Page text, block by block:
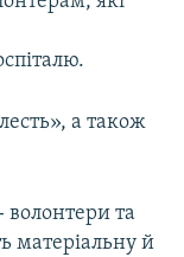
а також
волонтери та
матеріальну й